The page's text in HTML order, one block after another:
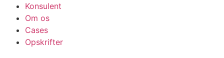
Konsulent
Om os
Cases
Opskrifter